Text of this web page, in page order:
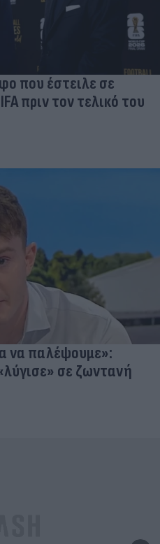
που έστειλε σε
πριν τον τελικό του
να παλέψουμε»:
σε ζωντανή